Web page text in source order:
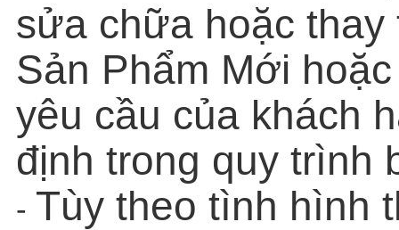
sửa chữa hoặc thay
Sản Phẩm Mới
yêu cầu của khách
định trong quy trình
- Tùy theo tình hình